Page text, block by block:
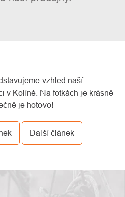
vzhled naší
v Kolíně. Na fotkách je krásně
je hotovo!
Další článek